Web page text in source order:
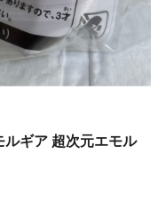
ギア 超次元エモル